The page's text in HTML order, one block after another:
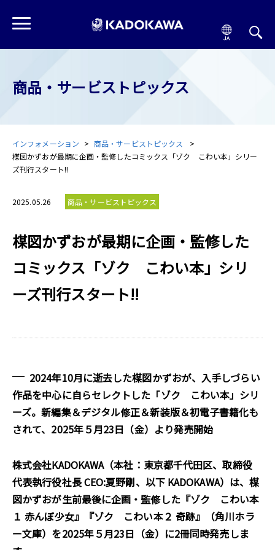
商品・サービストピックス
インフォメーション
商品・サービストピックス
楳図かずおが最期に企画・監修したコミックス「ゾク こわい本」シリー
ズ刊行スタート!!
2025.05.26 商品・サービストピックス
楳図かずおが最期に企画・監修した
コミックス「ゾク こわい本」シリ
ーズ刊行スタート!!
2024年10月に逝去した楳図かずおが、入手しづらい
作品を中心に自らセレクトした「ゾク こわい本」シリ
ーズ。新編集＆デジタル修正＆新装版＆初電子書籍化も
されて、2025年５月23日（金）より発売開始
株式会社KADOKAWA（本社：東京都千代田区、取締役
代表執行役社長 CEO:夏野剛、以下 KADOKAWA）は、楳
図かずおが生前最後に企画・監修した『ゾク こわい本
１ 赤んぼ少女』『ゾク こわい本２ 奇跡』（角川ホラ
ー文庫）を2025年５月23日（金）に2冊同時発売しま